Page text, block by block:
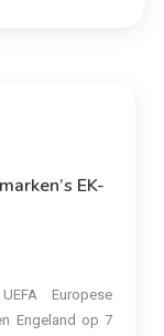
EK-
Europese
Engeland op 7